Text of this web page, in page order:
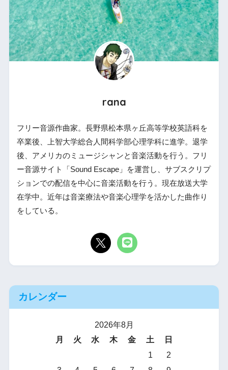
rana
フリー音源作曲家。長野県松本県ヶ丘高等学校英語科を
卒業後、上智大学総合人間科学部心理学科に進学。退学
後、アメリカのミュージシャンと音楽活動を行う。フリ
ー音源サイト「Sound Escape」を運営し、サブスクリプ
ションでの配信を中心に音楽活動を行う。現在放送大学
在学中。近年は音楽療法や音楽心理学を活かした曲作り
をしている。
カレンダー
2026年8月
月
火 水 木 金 土
日
1
2